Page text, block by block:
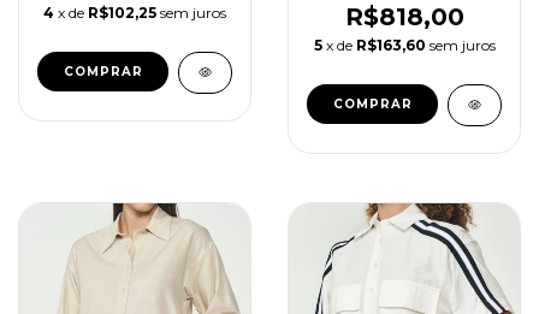
4 x de R$102,25 sem juros
COMPRAR
R$818,00
5 x de R$163,60 sem juros
COMPRAR